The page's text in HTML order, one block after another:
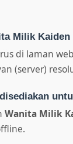
Milik
di laman
(server)
Wanita Milik